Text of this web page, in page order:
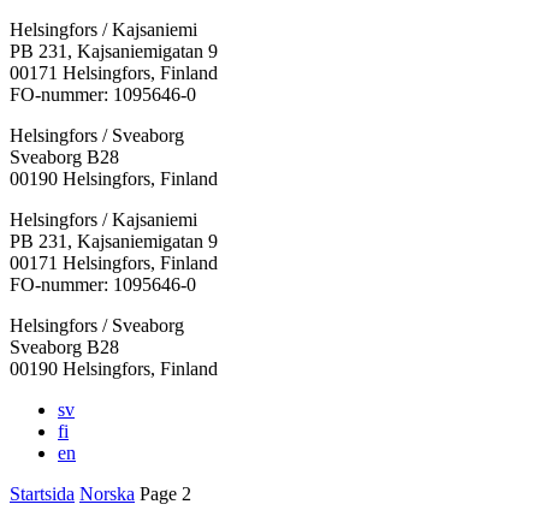
Helsingfors / Kajsaniemi
PB 231, Kajsaniemigatan 9
00171 Helsingfors, Finland
FO-nummer: 1095646-0
Helsingfors / Sveaborg
Sveaborg B28
00190 Helsingfors, Finland
Facebook:
Öppnas
i
en
flik
Instagram:
Öppnas
i
en
flik
TikTok:
Öppnas
i
en
flik
Youtube:
Öppnas
i
en
flik
Vimeo:
Öppnas
i
en
flik
Helsingfors / Kajsaniemi
PB 231, Kajsaniemigatan 9
00171 Helsingfors, Finland
FO-nummer: 1095646-0
Helsingfors / Sveaborg
Sveaborg B28
00190 Helsingfors, Finland
sv
fi
en
Startsida Norska Page 2